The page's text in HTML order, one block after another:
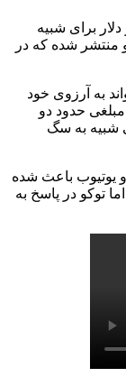
یک اقدام عجیب حدود ۱۵ هزار دلار برای شبیه
منتشر شده که در
به آرزوی خود
حدود دو
لباسی شبیه به سگ
و یوتیوب باعث شده
اما توکو در پاسخ به